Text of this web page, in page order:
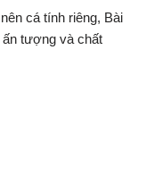
cá tính riêng, Bài
ấn tượng và chất